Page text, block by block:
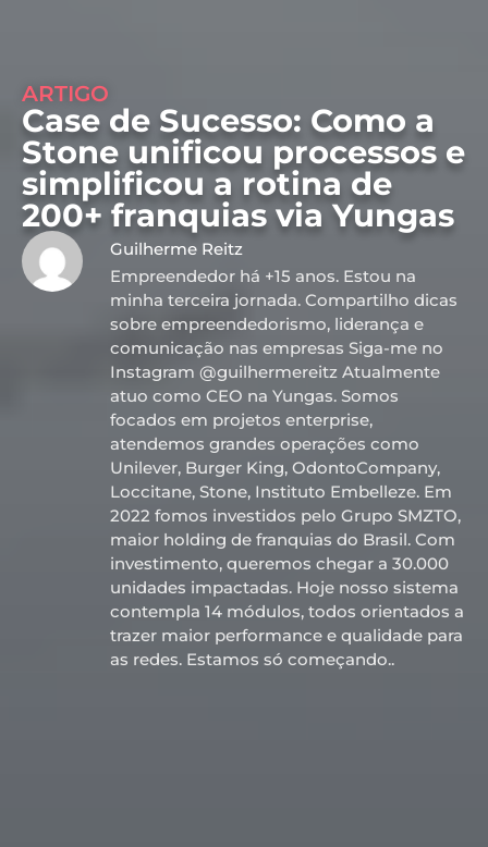
ARTIGO
Case de Sucesso: Como a
Stone unificou processos e
simplificou a rotina de
200+ franquias via Yungas
Guilherme Reitz
Empreendedor há +15 anos. Estou na
minha terceira jornada. Compartilho dicas
sobre empreendedorismo, liderança e
comunicação nas empresas Siga-me no
Instagram @guilhermereitz Atualmente
atuo como CEO na Yungas. Somos
focados em projetos enterprise,
atendemos grandes operações como
Unilever, Burger King, OdontoCompany,
Loccitane, Stone, Instituto Embelleze. Em
2022 fomos investidos pelo Grupo SMZTO,
maior holding de franquias do Brasil. Com
investimento, queremos chegar a 30.000
unidades impactadas. Hoje nosso sistema
contempla 14 módulos, todos orientados a
trazer maior performance e qualidade para
as redes. Estamos só começando..